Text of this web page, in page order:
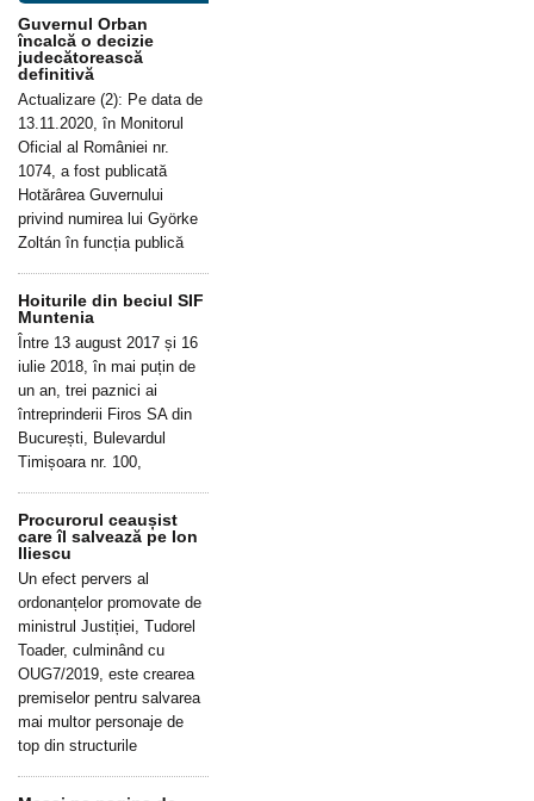
Guvernul Orban
încalcă o decizie
judecătorească
definitivă
Actualizare (2): Pe data de
13.11.2020, în Monitorul
Oficial al României nr.
1074, a fost publicată
Hotărârea Guvernului
privind numirea lui Györke
Zoltán în funcția publică
Hoiturile din beciul SIF
Muntenia
Între 13 august 2017 și 16
iulie 2018, în mai puțin de
un an, trei paznici ai
întreprinderii Firos SA din
București, Bulevardul
Timișoara nr. 100,
Procurorul ceaușist
care îl salvează pe Ion
Iliescu
Un efect pervers al
ordonanțelor promovate de
ministrul Justiției, Tudorel
Toader, culminând cu
OUG7/2019, este crearea
premiselor pentru salvarea
mai multor personaje de
top din structurile